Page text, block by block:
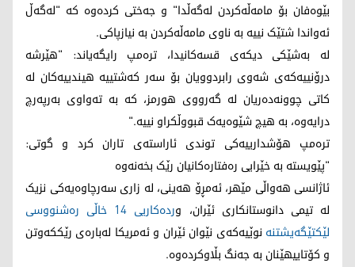
بێوەفان بۆ مامەڵەکردن لەگەڵدا" و جەختی کردەوە کە "لەگەڵ
ئەواندا شتێک نییە بە ناوی مامەڵەکردن بە نیازپاکی.
لە بەشێکی دیکەی قسەکانیدا، ترەمپ رایگەیاند: "هێرشە
درۆنییەکەی شەوی رابردوویان بۆ سەر کەشتییە هیندییەکان لە
کاتی چوونەدەریان لە گەرووی هورمز، کە بە تەواوی بەرپەرچ
درایەوە، بە هیچ شێوەیەک قبووڵکراو نییە."
ترەمپ هۆشدارییەکی توندی ئاراستەی تاران کرد و گوتی:
"پێویستە بە خێرایی رەفتارەکانیان رێک بخەنەوە
ئاژانسی هەواڵی مێهر، ئەمڕۆ هەینی، لە زاری سەرچاوەیەکی نزیک
لە تیمی دانوستانکاری ئێران، و
ردەکاریی 14 خاڵی رەشنووسی
لێکتێگەیشتنە نوێیەکەی نێوان ئێران و ئەمریکا لەبارەی رێککەوتن
و کۆتاییهێنان بە جەنگ بڵاوکردەوە.